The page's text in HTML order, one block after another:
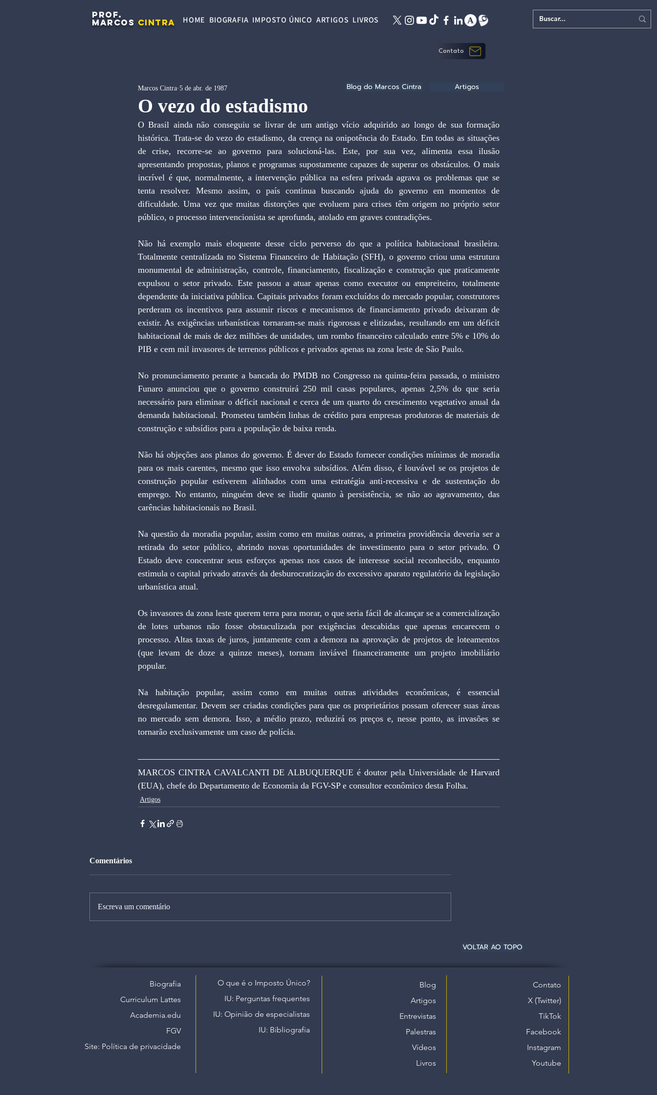
PROF.
MARCOS CINTRA HOME BIOGRAFIA IMPOSTO ÚNICO ARTIGOS LIVROS
Contato
O vezo do estadismo
Marcos Cintra 5 de abr. de 1987
O Brasil ainda não conseguiu se livrar de um antigo vício adquirido ao longo de sua formação
histórica. Trata-se do vezo do estadismo, da crença na onipotência do Estado. Em todas as situações
de crise, recorre-se ao governo para solucioná-las. Este, por sua vez, alimenta essa ilusão
apresentando propostas, planos e programas supostamente capazes de superar os obstáculos. O mais
incrível é que, normalmente, a intervenção pública na esfera privada agrava os problemas que se
tenta resolver. Mesmo assim, o país continua buscando ajuda do governo em momentos de
dificuldade. Uma vez que muitas distorções que evoluem para crises têm origem no próprio setor
público, o processo intervencionista se aprofunda, atolado em graves contradições.
Não há exemplo mais eloquente desse ciclo perverso do que a política habitacional brasileira.
Totalmente centralizada no Sistema Financeiro de Habitação (SFH), o governo criou uma estrutura
monumental de administração, controle, financiamento, fiscalização e construção que praticamente
expulsou o setor privado. Este passou a atuar apenas como executor ou empreiteiro, totalmente
dependente da iniciativa pública. Capitais privados foram excluídos do mercado popular, construtores
perderam os incentivos para assumir riscos e mecanismos de financiamento privado deixaram de
existir. As exigências urbanísticas tornaram-se mais rigorosas e elitizadas, resultando em um déficit
habitacional de mais de dez milhões de unidades, um rombo financeiro calculado entre 5% e 10% do
PIB e cem mil invasores de terrenos públicos e privados apenas na zona leste de São Paulo.
No pronunciamento perante a bancada do PMDB no Congresso na quinta-feira passada, o ministro
Funaro anunciou que o governo construirá 250 mil casas populares, apenas 2,5% do que seria
necessário para eliminar o déficit nacional e cerca de um quarto do crescimento vegetativo anual da
demanda habitacional. Prometeu também linhas de crédito para empresas produtoras de materiais de
construção e subsídios para a população de baixa renda.
Não há objeções aos planos do governo. É dever do Estado fornecer condições mínimas de moradia
para os mais carentes, mesmo que isso envolva subsídios. Além disso, é louvável se os projetos de
construção popular estiverem alinhados com uma estratégia anti-recessiva e de sustentação do
emprego. No entanto, ninguém deve se iludir quanto à persistência, se não ao agravamento, das
carências habitacionais no Brasil.
Na questão da moradia popular, assim como em muitas outras, a primeira providência deveria ser a
retirada do setor público, abrindo novas oportunidades de investimento para o setor privado. O
Estado deve concentrar seus esforços apenas nos casos de interesse social reconhecido, enquanto
estimula o capital privado através da desburocratização do excessivo aparato regulatório da legislação
urbanística atual.
Os invasores da zona leste querem terra para morar, o que seria fácil de alcançar se a comercialização
de lotes urbanos não fosse obstaculizada por exigências descabidas que apenas encarecem o
processo. Altas taxas de juros, juntamente com a demora na aprovação de projetos de loteamentos
(que levam de doze a quinze meses), tornam inviável financeiramente um projeto imobiliário
popular.
Na habitação popular, assim como em muitas outras atividades econômicas, é essencial
desregulamentar. Devem ser criadas condições para que os proprietários possam oferecer suas áreas
no mercado sem demora. Isso, a médio prazo, reduzirá os preços e, nesse ponto, as invasões se
tornarão exclusivamente um caso de polícia.
MARCOS CINTRA CAVALCANTI DE ALBUQUERQUE é doutor pela Universidade de Harvard
(EUA), chefe do Departamento de Economia da FGV-SP e consultor econômico desta Folha.
Artigos
Comentários
Escreva um comentário
Blog do Marcos Cintra Artigos
VOLTAR AO TOPO
Biografia
Curriculum Lattes
Academia.edu
FGV
Site: Política de privacidade​
O que é o Imposto Único?
IU: Perguntas frequentes
IU: Opinião de especialistas
IU: Bibliografia
Blog
Artigos
Entrevistas
Palestras
Vídeos
Livros
Contato
X (Twitter)
TikTok
Facebook
Instagram
Youtube